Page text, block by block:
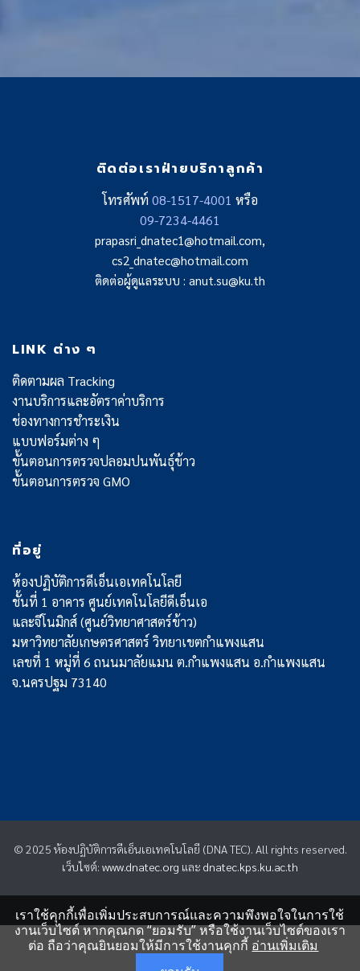
ติดต่อเราฝ่ายบริกาลูกค้า
โทรศัพท์ 08-1517-4001 หรือ
09-7234-4461
prapasri_dnatec1@hotmail.com,
cs2_dnatec@hotmail.com
ติดต่อผู้ดูแลระบบ : anut.su@ku.th
LINK ต่าง ๆ
ติดตามผล Tracking
งานบริการและอัตราค่าบริการ
ช่องทางการชำระเงิน
แบบฟอร์มต่าง ๆ
ขั้นตอนการตรวจปลอมปนพันธุ์ข้าว
ขั้นตอนการตรวจ GMO
ที่อยู่
ห้องปฏิบัติการดีเอ็นเอเทคโนโลยี
ชั้นที่ 1 อาคาร ศูนย์เทคโนโลยีดีเอ็นเอ
และจีโนมิกส์ (ศูนย์วิทยาศาสตร์ข้าว)
มหาวิทยาลัยเกษตรศาสตร์ วิทยาเขตกำแพงแสน
เลขที่ 1 หมู่ที่ 6 ถนนมาลัยแมน ต.กำแพงแสน อ.กำแพงแสน
จ.นครปฐม 73140
© 2025 ห้องปฏิบัติการดีเอ็นเอเทคโนโลยี (DNA TEC). All rights reserved.
เว็บไซต์: www.dnatec.org และ dnatec.kps.ku.ac.th
เราใช้คุกกี้เพื่อเพิ่มประสบการณ์และความพึงพอใจในการใช้
งานเว็บไซต์ หากคุณกด “ยอมรับ” หรือใช้งานเว็บไซต์ของเรา
ต่อ ถือว่าคุณยินยอมให้มีการใช้งานคุกกี้ อ่านเพิ่มเติม